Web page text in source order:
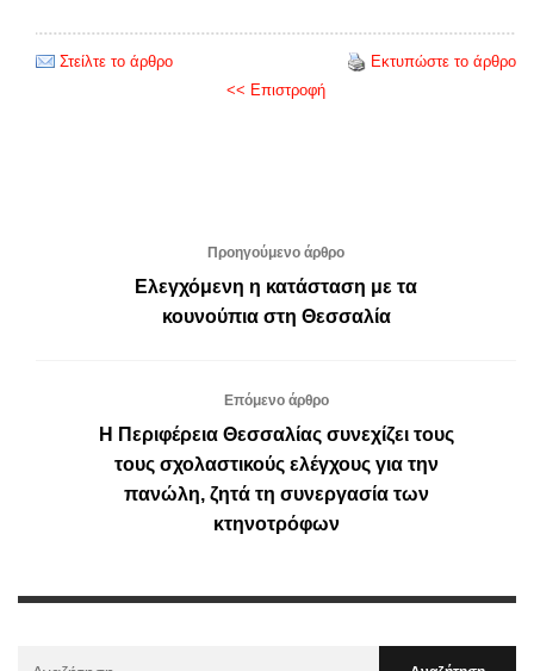
Στείλτε το άρθρο
Εκτυπώστε το άρθρο
<< Επιστροφή
Προηγούμενο άρθρο
Ελεγχόμενη η κατάσταση με τα
κουνούπια στη Θεσσαλία
Επόμενο άρθρο
H Περιφέρεια Θεσσαλίας συνεχίζει τους
τους σχολαστικούς ελέγχους για την
πανώλη, ζητά τη συνεργασία των
κτηνοτρόφων